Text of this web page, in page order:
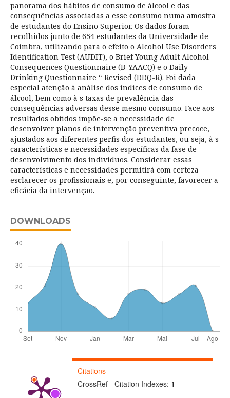
panorama dos hábitos de consumo de álcool e das
consequências associadas a esse consumo numa amostra
de estudantes do Ensino Superior. Os dados foram
recolhidos junto de 654 estudantes da Universidade de
Coimbra, utilizando para o efeito o Alcohol Use Disorders
Identification Test (AUDIT), o Brief Young Adult Alcohol
Consequences Questionnaire (B-YAACQ) e o Daily
Drinking Questionnaire “ Revised (DDQ-R). Foi dada
especial atenção à análise dos índices de consumo de
álcool, bem como à s taxas de prevalência das
consequências adversas desse mesmo consumo. Face aos
resultados obtidos impõe-se a necessidade de
desenvolver planos de intervenção preventiva precoce,
ajustados aos diferentes perfis dos estudantes, ou seja, à s
características e necessidades específicas da fase de
desenvolvimento dos indivíduos. Considerar essas
características e necessidades permitirá com certeza
esclarecer os profissionais e, por conseguinte, favorecer a
eficácia da intervenção.
DOWNLOADS
Citations
CrossRef - Citation Indexes: 1